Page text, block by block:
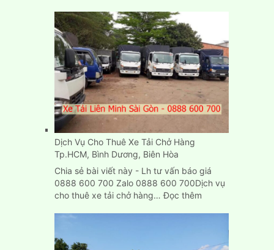
bán
thùng
Carton
cũ
mới
chuyển
nhà
ở
đâu
TPHCM?
Dịch Vụ Cho Thuê Xe Tải Chở Hàng
Tp.HCM, Bình Dương, Biên Hòa
Chia sẻ bài viết này - Lh tư vấn báo giá
0888 600 700 Zalo 0888 600 700Dịch vụ
cho thuê xe tải chở hàng…Đọc thêm:
Thuê